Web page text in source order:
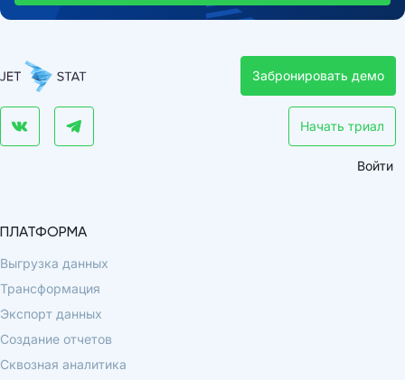
Забронировать демо
Начать триал
Войти
ПЛАТФОРМА
Выгрузка данных
Трансформация
Экспорт данных
Создание отчетов
Сквозная аналитика